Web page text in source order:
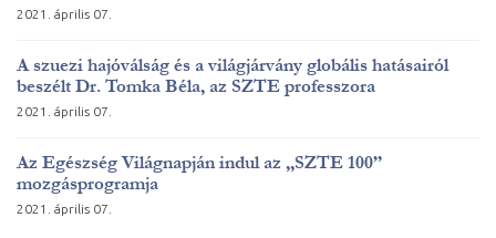
2021. április 07.
A szuezi hajóválság és a világjárvány globális hatásairól
beszélt Dr. Tomka Béla, az SZTE professzora
2021. április 07.
Az Egészség Világnapján indul az „SZTE 100”
mozgásprogramja
2021. április 07.